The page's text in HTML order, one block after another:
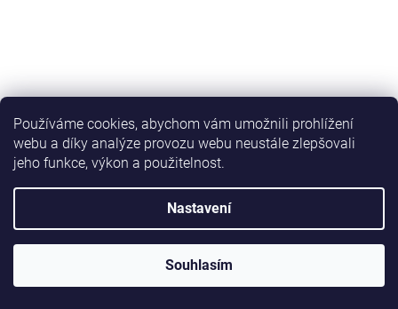
Používáme cookies, abychom vám umožnili prohlížení
webu a díky analýze provozu webu neustále zlepšovali
jeho funkce, výkon a použitelnost.
Nastavení
Souhlasím